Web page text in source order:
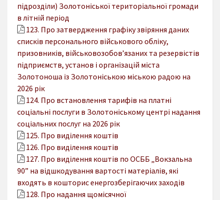
підрозділи) Золотоніської територіальної громади
в літній період
123. Про затвердження графіку звіряння даних
списків персонального військового обліку,
призовників, військовозобов’язаних та резервістів
підприємств, установ і організацій міста
Золотоноша із Золотоніською міською радою на
2026 рік
124. Про встановлення тарифів на платні
соціальні послуги в Золотоніському центрі надання
соціальних послуг на 2026 рік
125. Про виділення коштів
126. Про виділення коштів
127. Про виділення коштів по ОСББ „Вокзальна
90” на відшкодування вартості матеріалів, які
входять в кошторис енергозберігаючих заходів
128. Про надання щомісячної